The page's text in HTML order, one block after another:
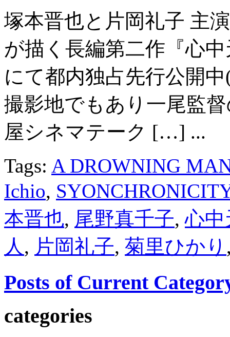
塚本晋也と片岡礼子 主
が描く長編第二作『心
にて都内独占先行公開
撮影地でもあり一尾監
屋シネマテーク […] ...
Tags: A DROWNING
Ichio,
本晋也, 尾野真千子,心中
人 , 片岡礼子, 菊里ひかり
Posts of Current
categories